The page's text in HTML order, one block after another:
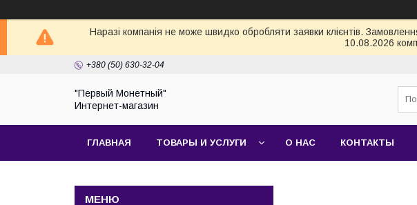
Наразі компанія не може швидко обробляти заявки клієнтів.
10.08.2026
+380 (50) 630-32-04
"Первый Монетный"
Интернет-магазин
ГЛАВНАЯ ТОВАРЫ И УСЛУГИ О НАС КОНТАКТЫ